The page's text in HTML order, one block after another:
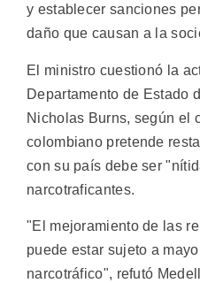
y establecer sanciones
daño que causan a la
El ministro cuestionó la
Departamento de Estado
Nicholas Burns, según el
colombiano pretende
con su país debe ser
narcotraficantes.
"El mejoramiento de las
puede estar sujeto a
narcotráfico", refutó